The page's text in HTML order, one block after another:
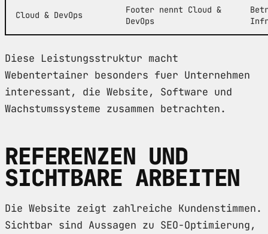
Cloud & DevOps
Footer nennt Cloud &
DevOps
Diese Leistungsstruktur macht
Webentertainer besonders fuer Unternehmen
interessant, die Website, Software und
Wachstumssysteme zusammen betrachten.
REFERENZEN UND
SICHTBARE ARBEITEN
Die Website zeigt zahlreiche Kundenstimmen.
Sichtbar sind Aussagen zu SEO-Optimierung,